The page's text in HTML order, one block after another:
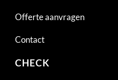
Offerte aanvragen
Contact
CHECK